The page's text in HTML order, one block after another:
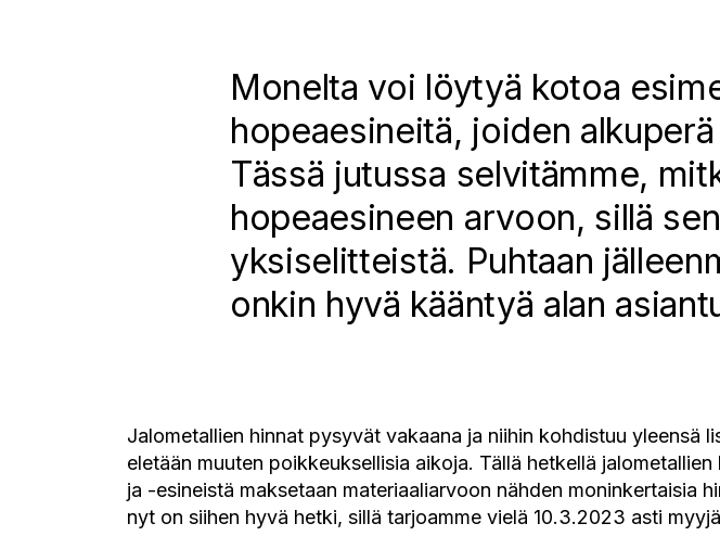
Monelta voi löytyä kotoa
hopeaesineitä, joiden
Tässä jutussa selvitämme,
hopeaesineen arvoon, sillä
yksiselitteistä. Puhtaan
onkin hyvä kääntyä alan
Jalometallien hinnat pysyvät vakaana ja niihin kohdistuu yleensä
eletään muuten poikkeuksellisia aikoja. Tällä hetkellä
ja -esineistä maksetaan materiaaliarvoon nähden moninkertaisia
nyt on siihen hyvä hetki, sillä tarjoamme vielä 10.3.2023 asti